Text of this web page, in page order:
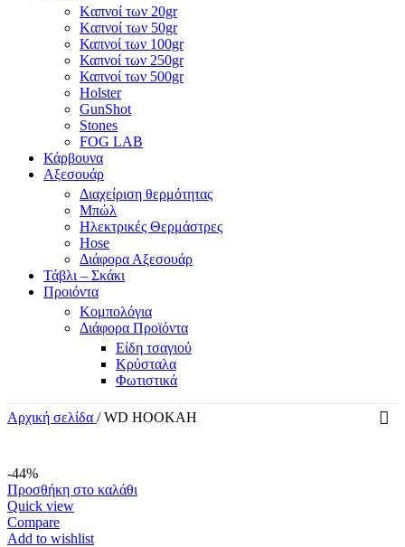
Kαπνοί των 20gr
Kαπνοί των 50gr
Καπνοί των 100gr
Καπνοί των 250gr
Καπνοί των 500gr
Holster
GunShot
Stones
FOG LAB
Κάρβουνα
Αξεσουάρ
Διαχείριση θερμότητας
Μπώλ
Ηλεκτρικές Θερμάστρες
Hose
Διάφορα Αξεσουάρ
Τάβλι – Σκάκι
Προιόντα
Κομπολόγια
Διάφορα Προϊόντα
Είδη τσαγιού
Κρύσταλα
Φωτιστικά
Αρχική σελίδα / WD HOOKAH
-44%
Προσθήκη στο καλάθι
Quick view
Compare
Add to wishlist